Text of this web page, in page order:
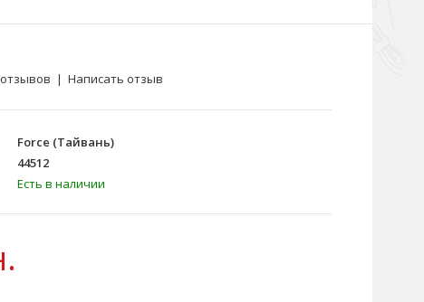
| Написать отзыв
Force (Тайвань)
44512
Есть в наличии